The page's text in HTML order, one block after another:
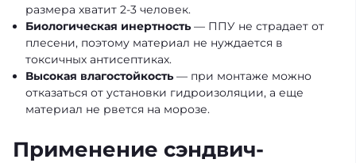
размера хватит 2-3 человек.
Биологическая инертность— ППУ не страдает от
плесени, поэтому материал не нуждается в
токсичных антисептиках.
Высокая влагостойкость— при монтаже можно
отказаться от установки гидроизоляции, а еще
материал не рвется на морозе.
Применение сэндвич-